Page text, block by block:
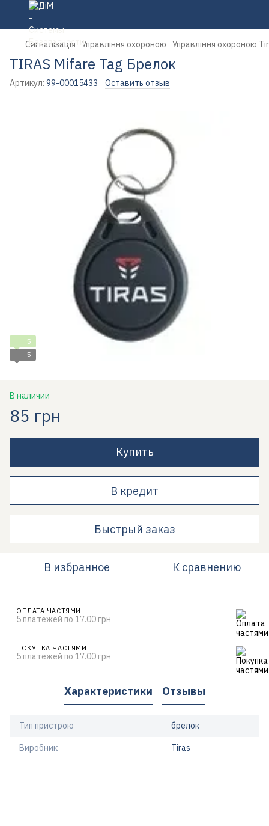
Сигналізація Управління охороною Управління охороною
TIRAS Mifare Tag Брелок
Артикул: 99-00015433 Оставить отзыв
5
5
В наличии
85 грн
Купить
В кредит
Быстрый заказ
В избранное К сравнению
ОПЛАТА ЧАСТЯМИ
5 платежей по 17.00 грн
ПОКУПКА ЧАСТЯМИ
5 платежей по 17.00 грн
Характеристики Отзывы
Тип пристрою брелок
Виробник Tiras